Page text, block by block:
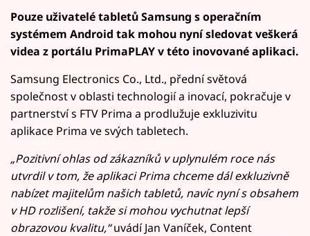
Pouze uživatelé tabletů Samsung s operačním
systémem Android tak mohou nyní sledovat veškerá
videa z portálu PrimaPLAY v této inovované aplikaci.
Samsung Electronics Co., Ltd., přední světová
společnost v oblasti technologií a inovací, pokračuje v
partnerství s FTV Prima a prodlužuje exkluzivitu
aplikace Prima ve svých tabletech.
„Pozitivní ohlas od zákazníků v uplynulém roce nás
utvrdil v tom, že aplikaci Prima chceme dál exkluzivně
nabízet majitelům našich tabletů, navíc nyní s obsahem
v HD rozlišení, takže si mohou vychutnat lepší
obrazovou kvalitu,“uvádí Jan Vaníček, Content